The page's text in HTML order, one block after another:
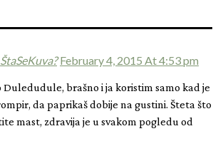
ŠtaSeKuva? February 4, 2015 At 4:53 pm
Duledudule, brašno i ja koristim samo kad je
da paprikaš dobije na gustini. Šteta što
mast, zdravija je u svakom pogledu od